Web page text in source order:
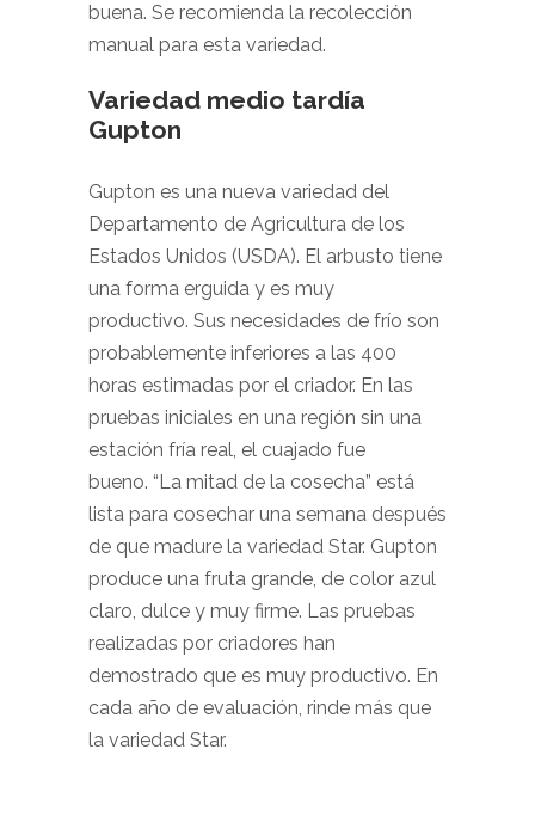
buena. Se recomienda la recolección
manual para esta variedad.
Variedad medio tardía
Gupton
Gupton es una nueva variedad del
Departamento de Agricultura de los
Estados Unidos (USDA). El arbusto tiene
una forma erguida y es muy
productivo. Sus necesidades de frío son
probablemente inferiores a las 400
horas estimadas por el criador. En las
pruebas iniciales en una región sin una
estación fría real, el cuajado fue
bueno. “La mitad de la cosecha” está
lista para cosechar una semana después
de que madure la variedad Star. Gupton
produce una fruta grande, de color azul
claro, dulce y muy firme. Las pruebas
realizadas por criadores han
demostrado que es muy productivo. En
cada año de evaluación, rinde más que
la variedad Star.